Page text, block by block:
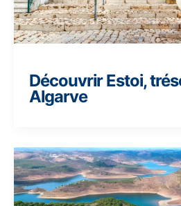
Découvrir Estoi,
Algarve